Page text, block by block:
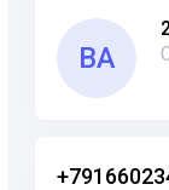
ВА